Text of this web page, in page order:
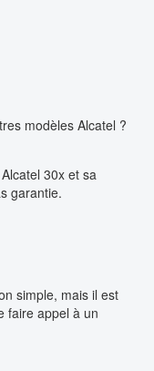
modèles Alcatel ?
30x et sa
garantie.
simple, mais il est
faire appel à un